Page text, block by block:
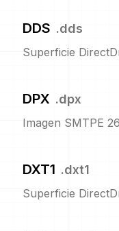
DDS .dds
Superficie
DPX .dpx
Imagen SMTPE
DXT1 .dxt1
Superficie